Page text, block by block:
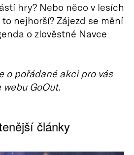
hry? Nebo něco v lesích
nejhorší? Zájezd se mění
o zlověstné Navce
o pořádané akci pro vás
GoOut.
články